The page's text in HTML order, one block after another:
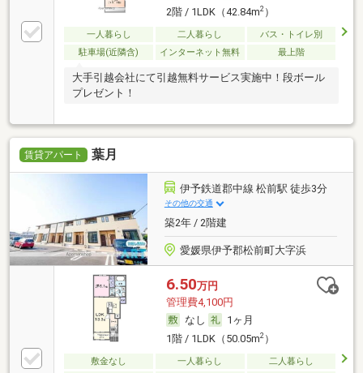
2階 / 1LDK（42.84m2）
一人暮らし 二人暮らし
バス・トイレ別
駐車場(近隣含)
インターネット無料 最上階
大手引越会社にて引越無料サービス実施中！段ボール
プレゼント！
賃貸アパート 葉月
伊予鉄道郡中線 松前駅 徒歩3分
その他の交通
築2年 / 2階建
愛媛県伊予郡松前町大字浜
6.50万円
管理費4,100円
なし
1ヶ月
1階 / 1LDK（50.05m2）
敷金なし 一人暮らし
二人暮らし